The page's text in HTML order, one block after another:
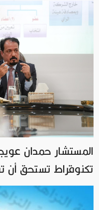
المستشار حمدان
تكنوقراط تستحق أن